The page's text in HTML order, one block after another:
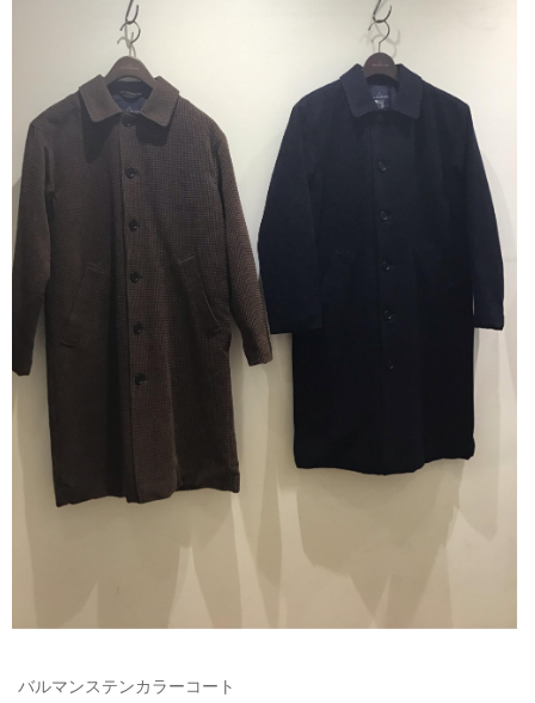
LADIES : レディース
新規会員登録
お買い物カゴ
ご利用ガイド
特定商取引法に基づく表記
ご利用規約
お問い合わせ
バルマンステンカラーコート